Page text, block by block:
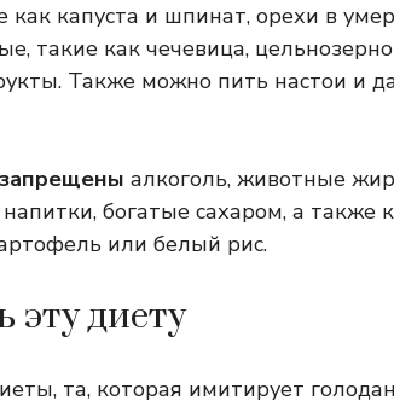
как капуста и шпинат, орехи в
такие как чечевица,
Также можно пить настои и
алкоголь, животные
богатые сахаром, а также
или белый рис.
эту диету
та, которая имитирует